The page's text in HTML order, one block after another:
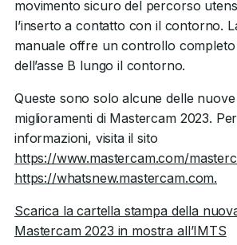
movimento sicuro del percorso
l’inserto a contatto con il contorno.
manuale offre un controllo completo
dell’asse B lungo il contorno.
Queste sono solo alcune delle
miglioramenti di Mastercam 2023.
informazioni, visita il sito
https://www.mastercam.com/
https://whatsnew.mastercam.com.
Scarica la cartella stampa della
Mastercam 2023 in mostra all’IMTS